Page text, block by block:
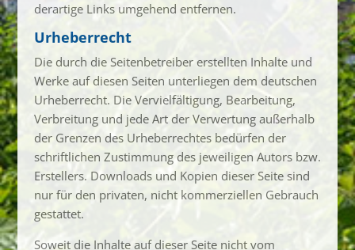
derartige Links umgehend entfernen.
Urheberrecht
Die durch die Seitenbetreiber erstellten Inhalte und
Werke auf diesen Seiten unterliegen dem deutschen
Urheberrecht. Die Vervielfältigung, Bearbeitung,
Verbreitung und jede Art der Verwertung außerhalb
der Grenzen des Urheberrechtes bedürfen der
schriftlichen Zustimmung des jeweiligen Autors bzw.
Erstellers. Downloads und Kopien dieser Seite sind
nur für den privaten, nicht kommerziellen Gebrauch
gestattet.
Soweit die Inhalte auf dieser Seite nicht vom